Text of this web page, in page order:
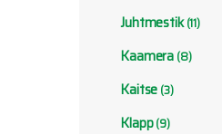
Juhtmestik(11)
Kaamera (8)
Kaitse (3)
Klapp(9)